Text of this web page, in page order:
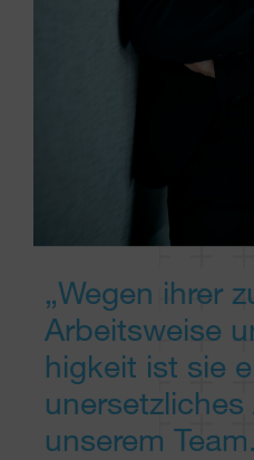
„Wegen ihrer
Arbeits­weise
higkeit ist sie
unersetzliches
unserem